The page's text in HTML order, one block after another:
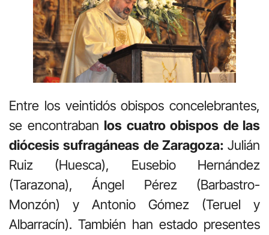
Entre los veintidós obispos concelebrantes,
se encontraban los cuatro obispos de las
diócesis sufragáneas de Zaragoza: Julián
Ruiz (Huesca), Eusebio Hernández
(Tarazona), Ángel Pérez (Barbastro-
Monzón) y Antonio Gómez (Teruel y
Albarracín). También han estado presentes